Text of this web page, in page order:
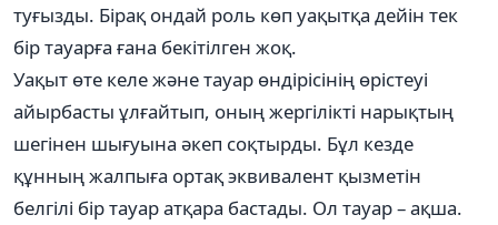
туғызды. Бірақ ондай роль көп уақытқа дейін тек
бір тауарға ғана бекітілген жоқ.
Уақыт өте келе және тауар өндірісінің өрістеуі
айырбасты ұлғайтып, оның жергілікті нарықтың
шегінен шығуына әкеп соқтырды. Бұл кезде
құнның жалпыға ортақ эквивалент қызметін
белгілі бір тауар атқара бастады. Ол тауар – ақша.